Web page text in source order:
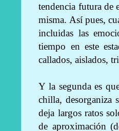
tendencia futura de
misma. Así pues,
incluidas las
tiempo en este
callados, aislados,
Y la segunda es
chilla, desorganiza
deja largos ratos
de aproximación